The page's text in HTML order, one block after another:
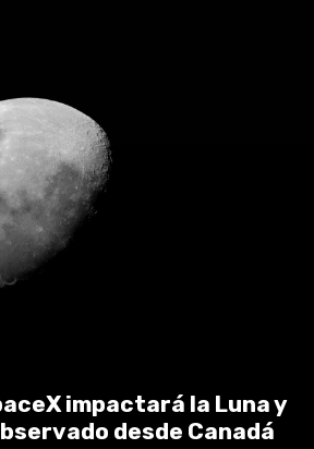
impactará la Luna y
desde Canadá